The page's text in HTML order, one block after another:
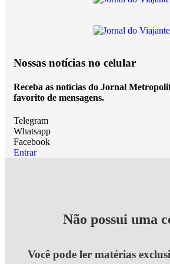
Nossas notícias no celular
Receba as notícias do Jornal
favorito de mensagens.
Telegram
Whatsapp
Facebook
Entrar
Não possui uma
Você pode ler matérias